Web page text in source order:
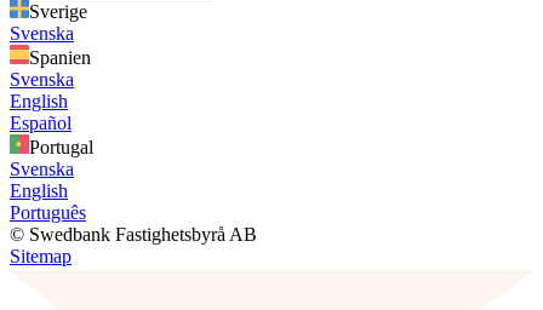
Sverige
Svenska
Spanien
Svenska
English
Español
Portugal
Svenska
English
Português
© Swedbank Fastighetsbyrå AB
Sitemap